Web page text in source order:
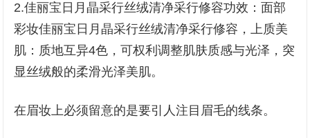
2.佳丽宝日月晶采行丝绒清净采行修容功效：面部
彩妆佳丽宝日月晶采行丝绒清净采行修容，上质美
肌：质地互异4色，可权利调整肌肤质感与光泽，突
显丝绒般的柔滑光泽美肌。
在眉妆上必须留意的是要引人注目眉毛的线条。